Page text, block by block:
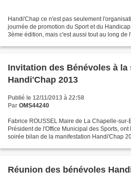
Handi'Chap ce n'est pas seulement
journée de promotion du Sport et du
3ème édition, mais c'est aussi tout au long de
Invitation des Bénévoles à la
Handi'Chap 2013
Publié le 12/11/2013 à 22:58
Par OMS44240
Fabrice ROUSSEL Maire de La Chapelle-sur-
Président de l'Office Municipal des Sports,
soirée bilan de la manifestation Handi'Chap
Réunion des bénévoles